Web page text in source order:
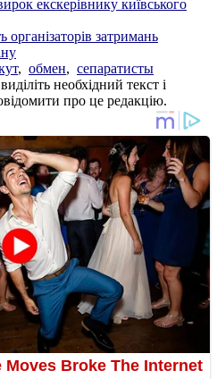
екскерівнику київського
затримань
, обмен, сепаратисты
необхідний текст і
про це редакцію.